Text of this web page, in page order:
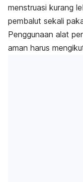
menstruasi kurang
pembalut sekali
Penggunaan alat
aman harus